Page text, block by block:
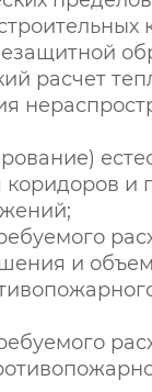
расчет
коридоров и
и